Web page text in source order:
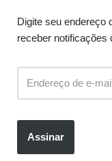
Digite seu endereço
receber notificações
Assinar